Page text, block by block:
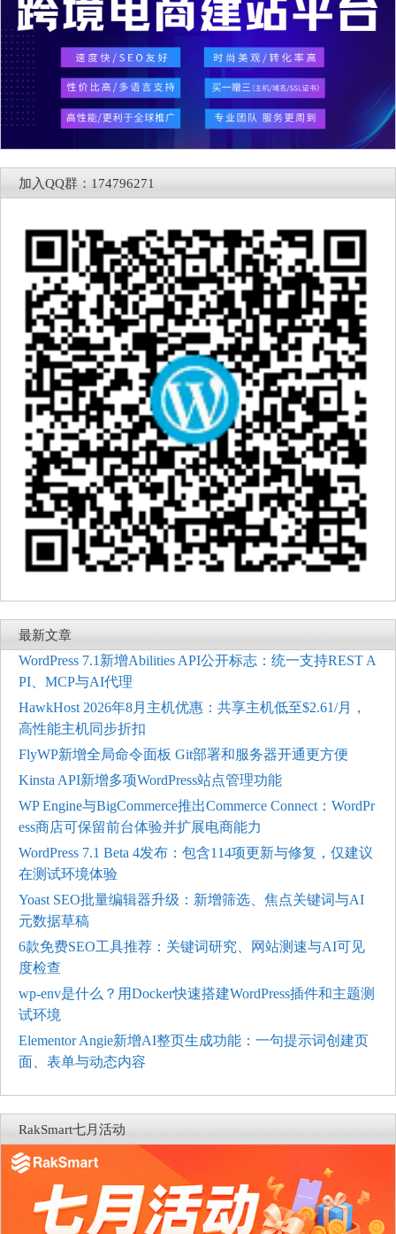
加入QQ群：174796271
最新文章
WordPress 7.1新增Abilities API公开标志：统一支持REST A
PI、MCP与AI代理
HawkHost 2026年8月主机优惠：共享主机低至$2.61/月，
高性能主机同步折扣
FlyWP新增全局命令面板 Git部署和服务器开通更方便
Kinsta API新增多项WordPress站点管理功能
WP Engine与BigCommerce推出Commerce Connect：WordPr
ess商店可保留前台体验并扩展电商能力
WordPress 7.1 Beta 4发布：包含114项更新与修复，仅建议
在测试环境体验
Yoast SEO批量编辑器升级：新增筛选、焦点关键词与AI
元数据草稿
6款免费SEO工具推荐：关键词研究、网站测速与AI可见
度检查
wp-env是什么？用Docker快速搭建WordPress插件和主题测
试环境
Elementor Angie新增AI整页生成功能：一句提示词创建页
面、表单与动态内容
RakSmart七月活动